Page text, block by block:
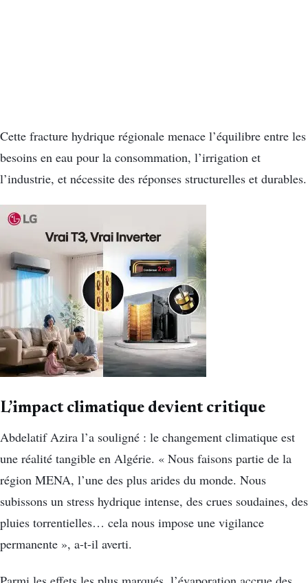
Cette fracture hydrique régionale menace l’équilibre entre les
besoins en eau pour la consommation, l’irrigation et
l’industrie, et nécessite des réponses structurelles et durables.
L’impact climatique devient critique
Abdelatif Azira l’a souligné : le changement climatique est
une réalité tangible en Algérie. « Nous faisons partie de la
région MENA, l’une des plus arides du monde. Nous
subissons un stress hydrique intense, des crues soudaines, des
pluies torrentielles… cela nous impose une vigilance
permanente », a-t-il averti.